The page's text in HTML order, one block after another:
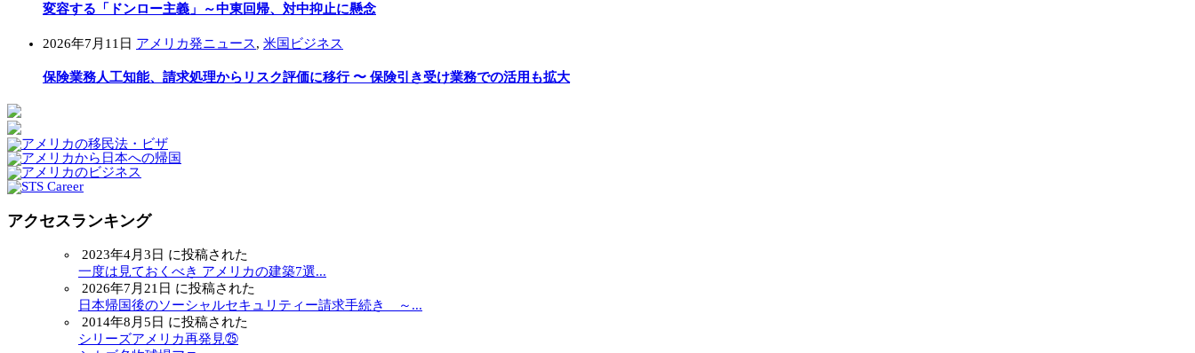
変容する「ドンロー主義」～中東回帰、対中抑止に懸念
2026年7月11日 アメリカ発ニュース, 米国ビジネス
保険業務人工知能、請求処理からリスク評価に移行 〜 保険引き受け業務での活用も拡大
アクセスランキング
2023年4月3日 に投稿された
一度は見ておくべき アメリカの建築7選...
2026年7月21日 に投稿された
日本帰国後のソーシャルセキュリティー請求手続き ～...
2014年8月5日 に投稿された
シリーズアメリカ再発見㉕